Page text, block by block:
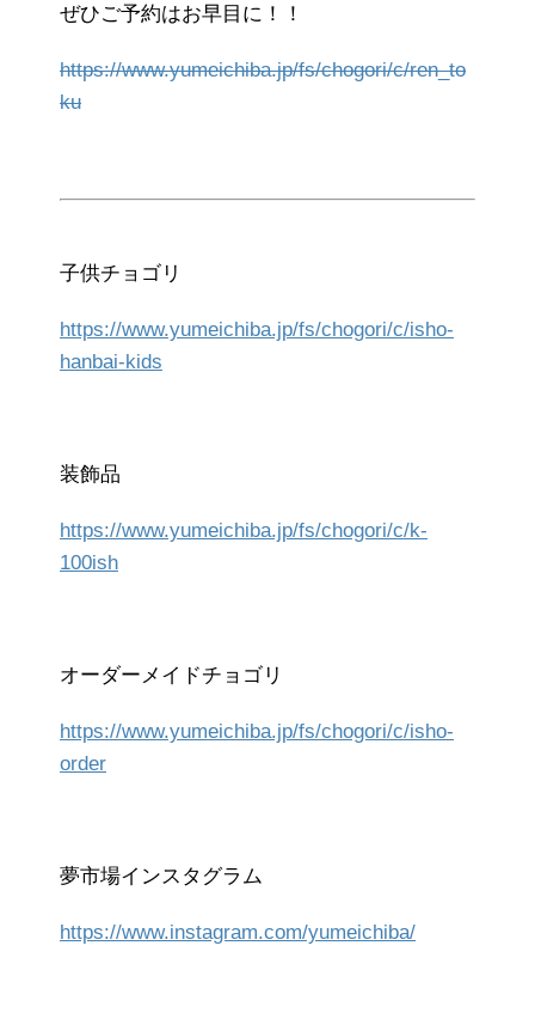
ぜひご予約はお早目に！！
https://www.yumeichiba.jp/fs/chogori/c/ren_to
ku
子供チョゴリ
https://www.yumeichiba.jp/fs/chogori/c/isho-
hanbai-kids
装飾品
https://www.yumeichiba.jp/fs/chogori/c/k-
100ish
オーダーメイドチョゴリ
https://www.yumeichiba.jp/fs/chogori/c/isho-
order
夢市場インスタグラム
https://www.instagram.com/yumeichiba/